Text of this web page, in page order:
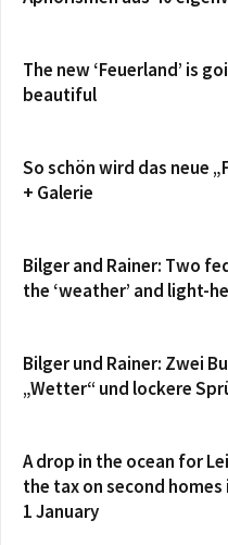
The new ‘Feuerland’ is
beautiful
So schön wird das neue
+ Galerie
Bilger and Rainer: Two
the ‘weather’ and light-
Bilger und Rainer: Zwei
„Wetter“ und lockere
A drop in the ocean for
the tax on second
1 January